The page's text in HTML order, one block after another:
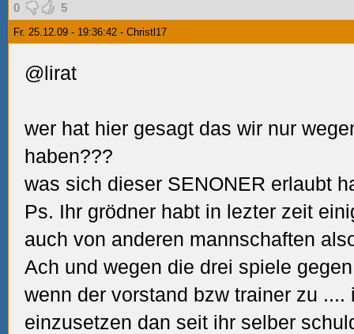
0 5
Fr. 25.12.09 - 19:36:42 - Christl17
@lirat
wer hat hier gesagt das wir nur
haben???
was sich dieser SENONER erlaubt
Ps. Ihr grödner habt in lezter zeit
auch von anderen mannschaften
Ach und wegen die drei spiele
wenn der vorstand bzw trainer zu ....
einzusetzen dan seit ihr selber